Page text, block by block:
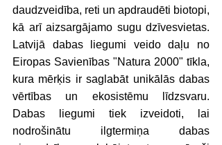
daudzveidība, reti un apdraudēti biotopi,
kā arī aizsargājamo sugu dzīvesvietas.
Latvijā dabas liegumi veido daļu no
Eiropas Savienības "Natura 2000" tīkla,
kura mērķis ir saglabāt unikālās dabas
vērtības un ekosistēmu līdzsvaru.
Dabas liegumi tiek izveidoti, lai
nodrošinātu ilgtermiņa dabas